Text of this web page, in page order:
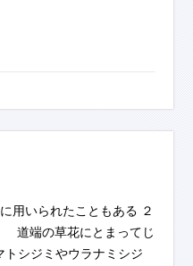
いられたこともある ２
道端の草花にとまってじ
トシジミやウラナミシジ